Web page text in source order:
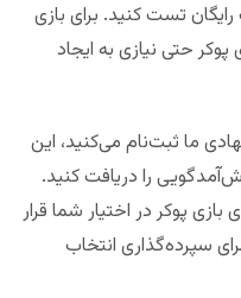
تست کنید. برای بازی
حتی نیازی به ایجاد
ما ثبت‌نام می‌کنید، این
را دریافت کنید.
پوکر در اختیار شما قرار
سپرده‌گذاری انتخاب